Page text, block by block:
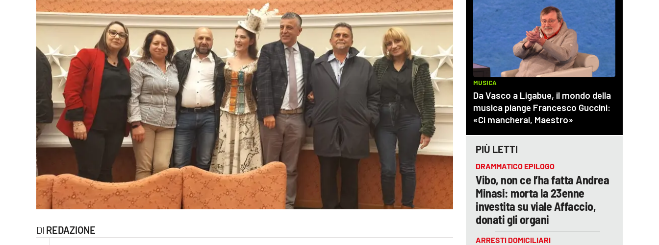
Streaming
REDAZIONE
PIÙ LETTI
DRAMMATICO EPILOGO
Vibo, non ce l’ha fatta Andrea
Minasi: morta la 23enne
investita su viale Affaccio,
donati gli organi
ARRESTI DOMICILIARI